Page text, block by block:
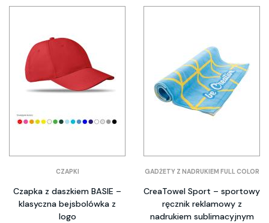
CZAPKI
Czapka z daszkiem BASIE –
klasyczna bejsbolówka z
logo
GADŻETY Z NADRUKIEM FULL COLOR
CreaTowel Sport – sportowy
ręcznik reklamowy z
nadrukiem sublimacyjnym